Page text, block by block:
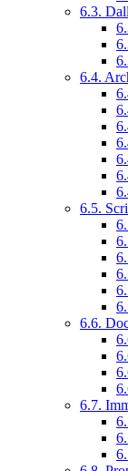
6.3.
6.4.
6.5.
6.6.
6.7.